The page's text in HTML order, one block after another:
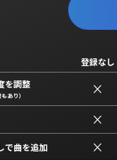
登録なし
を調整
あり） ×
×
で曲を追加 ×